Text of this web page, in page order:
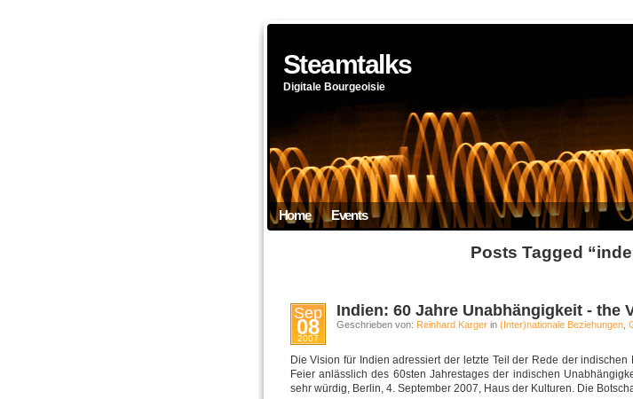
Steamtalks
Digitale Bourgeoisie
Home Events
Posts Tagged
Sep
08
2007
Indien: 60 Jahre Unabhängigkeit - the
Geschrieben von: Reinhard Karger in(Inter)nationale Beziehungen ,
Die Vision für Indien adressiert der letzte Teil der Rede der indischen
Feier anlässlich des 60sten Jahrestages der indischen
sehr würdig, Berlin, 4. September 2007, Haus der Kulturen. Die